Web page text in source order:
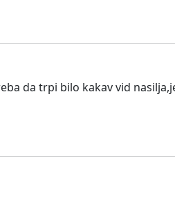
da trpi bilo kakav vid